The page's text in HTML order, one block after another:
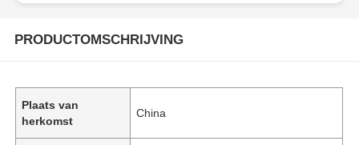
PRODUCTOMSCHRIJVING
Plaats van
herkomst
China